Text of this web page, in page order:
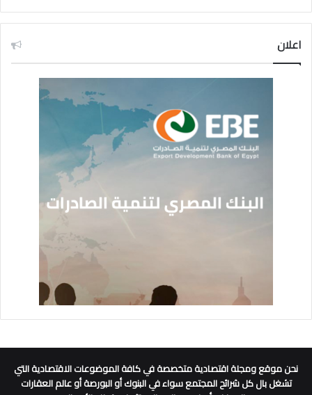
اعلان
نحن موقع ومجلة اقتصادية متخصصة في كافة الموضوعات الاقتصادية التي
تشغل بال كل شرائح المجتمع سواء في البنوك أو البورصة أو عالم العقارات